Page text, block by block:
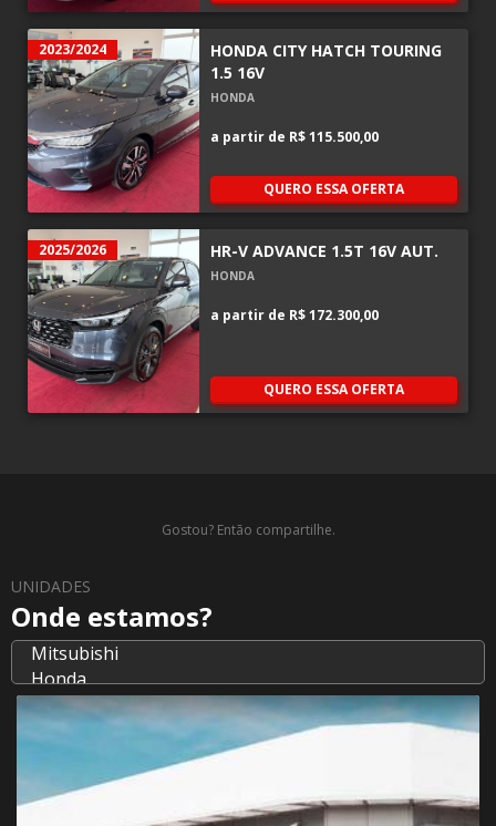
2023/2024
HONDA CITY HATCH TOURING
1.5 16V
HONDA
a partir de R$ 115.500,00
QUERO ESSA OFERTA
2025/2026 HR-V ADVANCE 1.5T 16V AUT.
HONDA
a partir de R$ 172.300,00
QUERO ESSA OFERTA
Gostou? Então compartilhe.
UNIDADES
Onde estamos?